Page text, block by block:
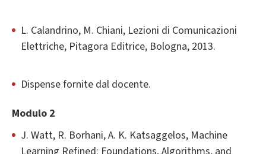
L. Calandrino, M. Chiani, Lezioni di Comunicazioni
Elettriche, Pitagora Editrice, Bologna, 2013.
Dispense fornite dal docente.
Modulo 2
J. Watt, R. Borhani, A. K. Katsaggelos, Machine